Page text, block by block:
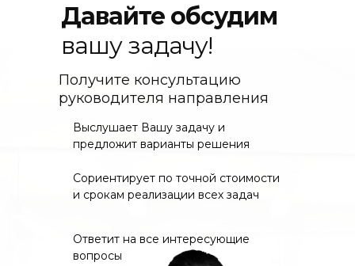
Давайте обсудим
вашу задачу!
Выслушает Вашу задачу и
предложит варианты решения
Ответит на все интересующие
вопросы
Получите консультацию
руководителя направления
Сориентирует по точной стоимости
и срокам реализации всех задач